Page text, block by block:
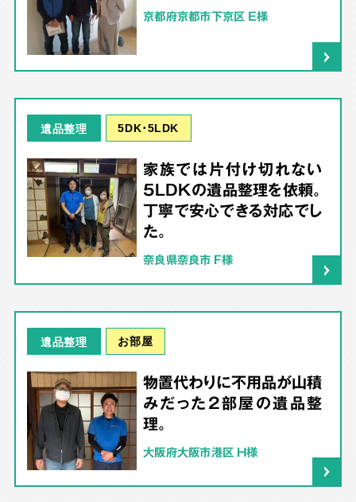
京都府京都市下京区 E様
遺品整理 5DK･5LDK
家族では片付け切れない
5LDKの遺品整理を依頼。
丁寧で安心できる対応でし
た。
奈良県奈良市 F様
遺品整理 お部屋
物置代わりに不用品が山積
みだった2部屋の遺品整
理。
大阪府大阪市港区 H様